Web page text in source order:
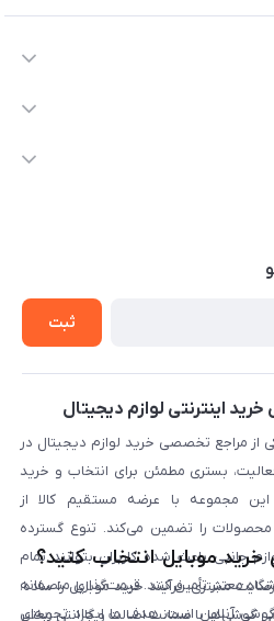
ثبت
اینترنتی لوازم دیجیتال
از مراجع تخصصی خرید لوازم دیجیتال در
سال سابقه فعالیت، بستری مطمئن برای انتخاب و خرید
مجموعه با عرضه مستقیم کالا از
محصولات را تضمین می‌کند. تنوع گسترده
جانبی باعث شده کاربران بتوانند تمام
معتبر تأمین کنند. قیمت‌گذاری منصفانه
آنلاین است. هدف ما ایجاد تجربه‌ای
خرید موبایل انتخاب کنید؟
مشتری، فرآیند خرید موبایل را ساده،
گوشی‌ها با ضمانت اصالت و گارانتی معتبر